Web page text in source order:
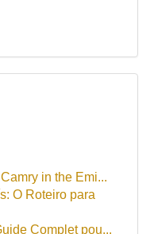
in the Emi...
O Roteiro para
Complet pou...